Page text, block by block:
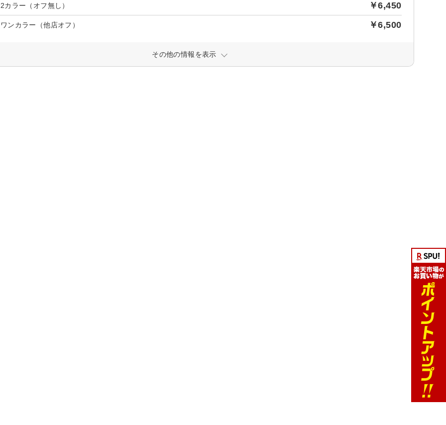
カラー（オフ無し） ￥6,450
ンカラー（他店オフ） ￥6,500
その他の情報を表示